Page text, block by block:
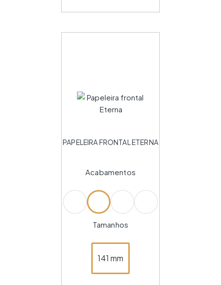
PAPELEIRA FRONTAL ETERNA
Acabamentos
Tamanhos
141 mm